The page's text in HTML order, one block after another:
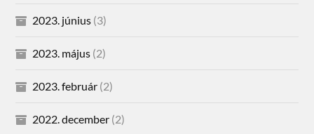
2023. június (3)
2023. május (2)
2023. február (2)
2022. december (2)